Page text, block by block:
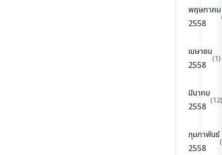
พฤษภาคม
2558
เมษายน
2558
(1)
มีนาคม
2558
(12)
กุมภาพันธ์
2558